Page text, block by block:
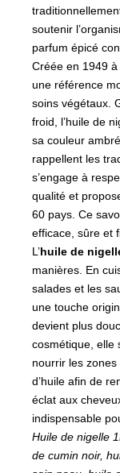
soutenir
parfum épicé
Créée en 1949
une référence
soins végétaux.
froid, l’huile de
sa couleur
rappellent les
s’engage à
qualité et
60 pays. Ce
efficace, sûre et
L’huile de
manières. En
salades et les
une touche
devient plus
cosmétique, elle
nourrir les zones
d’huile afin de
éclat aux
indispensable
Huile de nigelle
de cumin noir,